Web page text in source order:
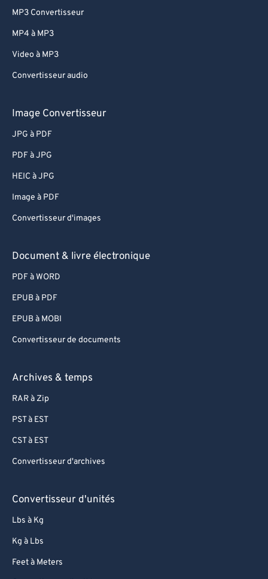
MP3 Convertisseur
MP4 à MP3
Video à MP3
Convertisseur audio
Image Convertisseur
JPG à PDF
PDF à JPG
HEIC à JPG
Image à PDF
Convertisseur d'images
Document & livre électronique
PDF à WORD
EPUB à PDF
EPUB à MOBI
Convertisseur de documents
Archives & temps
RAR à Zip
PST à EST
CST à EST
Convertisseur d'archives
Convertisseur d'unités
Lbs à Kg
Kg à Lbs
Feet à Meters